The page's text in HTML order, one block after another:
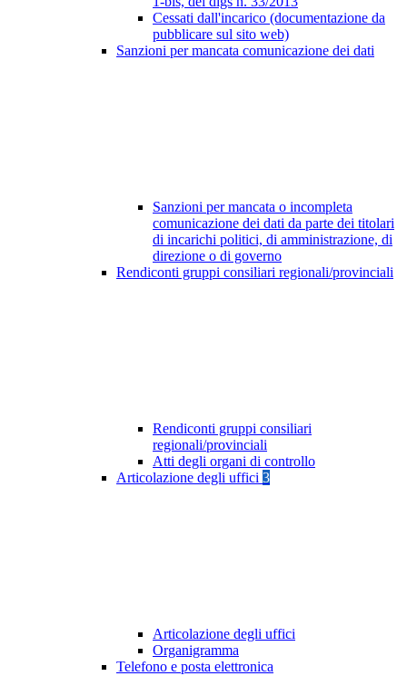
Cessati dall'incarico (documentazione da
pubblicare sul sito web)
Sanzioni per mancata comunicazione dei dati
Sanzioni per mancata o incompleta
comunicazione dei dati da parte dei titolari
di incarichi politici, di amministrazione, di
direzione o di governo
Rendiconti gruppi consiliari regionali/provinciali
Rendiconti gruppi consiliari
regionali/provinciali
Atti degli organi di controllo
Articolazione degli uffici 3
Articolazione degli uffici
Organigramma
Telefono e posta elettronica